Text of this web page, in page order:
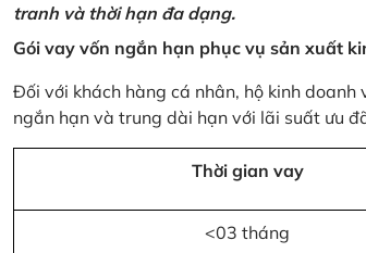
tranh và thời hạn đa dạng.
Gói vay vốn ngắn hạn phục vụ sản xuất
Đối với khách hàng cá nhân, hộ kinh
ngắn hạn và trung dài hạn với lãi suất ưu
Thời gian vay
<03 tháng